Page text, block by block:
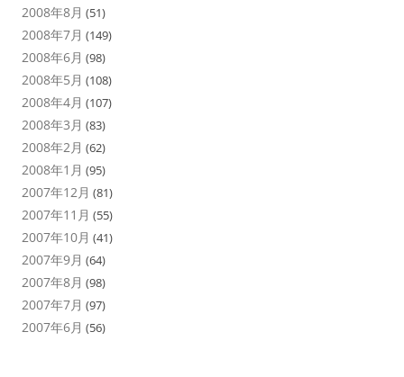
2008年8月 (51)
2008年7月 (149)
2008年6月 (98)
2008年5月 (108)
2008年4月 (107)
2008年3月 (83)
2008年2月 (62)
2008年1月 (95)
2007年12月 (81)
2007年11月 (55)
2007年10月 (41)
2007年9月 (64)
2007年8月 (98)
2007年7月 (97)
2007年6月 (56)